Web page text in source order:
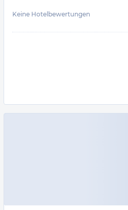
Keine Hotelbewertungen